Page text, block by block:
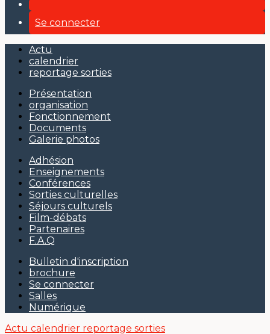
Se connecter
Actu
calendrier
reportage sorties
Présentation
organisation
Fonctionnement
Documents
Galerie photos
Adhésion
Enseignements
Conférences
Sorties culturelles
Séjours culturels
Film-débats
Partenaires
F.A.Q
Bulletin d'inscription
brochure
Se connecter
Salles
Numérique
Actu calendrier reportage sorties